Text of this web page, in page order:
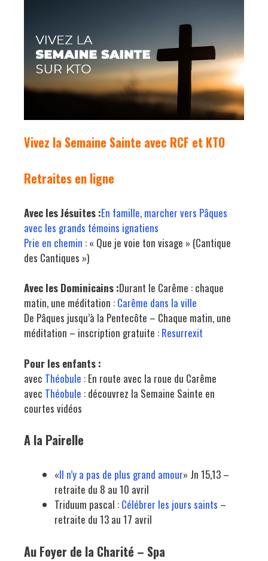
Vivez la Semaine Sainte avec RCF et KTO
Retraites en ligne
Avec les Jésuites :En famille, marcher vers Pâques
avec les grands témoins ignatiens
Prie en chemin : « Que je voie ton visage » (Cantique
des Cantiques »)
Avec les Dominicains :Durant le Carême : chaque
matin, une méditation : Carême dans la ville
De Pâques jusqu’à la Pentecôte – Chaque matin, une
méditation – inscription gratuite : Resurrexit
Pour les enfants :
avec Théobule : En route avec la roue du Carême
avec Théobule : découvrez la Semaine Sainte en
courtes vidéos
A la Pairelle
«Il n’y a pas de plus grand amour» Jn 15,13 –
retraite du 8 au 10 avril
Triduum pascal : Célébrer les jours saints –
retraite du 13 au 17 avril
Au Foyer de la Charité – Spa